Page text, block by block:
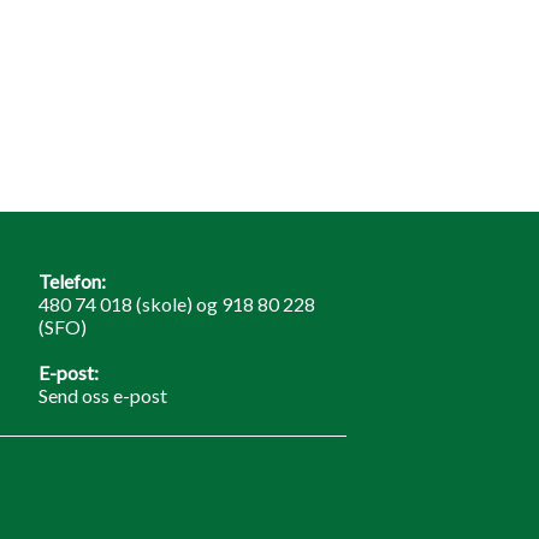
Telefon:
480 74 018 (skole) og 918 80 228
(SFO)
E-post:
Send oss e-post